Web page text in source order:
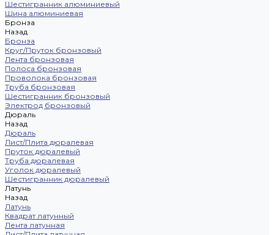
Шестигранник алюминиевый
Шина алюминиевая
Бронза
Назад
Бронза
Круг/Пруток бронзовый
Лента бронзовая
Полоса бронзовая
Проволока бронзовая
Труба бронзовая
Шестигранник бронзовый
Электрод бронзовый
Дюраль
Назад
Дюраль
Лист/Плита дюралевая
Пруток дюралевый
Труба дюралевая
Уголок дюралевый
Шестигранник дюралевый
Латунь
Назад
Латунь
Квадрат латунный
Лента латунная